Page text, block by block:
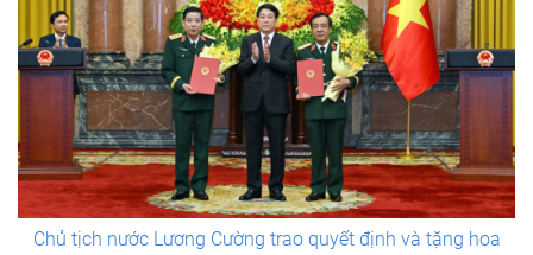
Chủ tịch nước Lương Cường trao quyết định và tặng hoa